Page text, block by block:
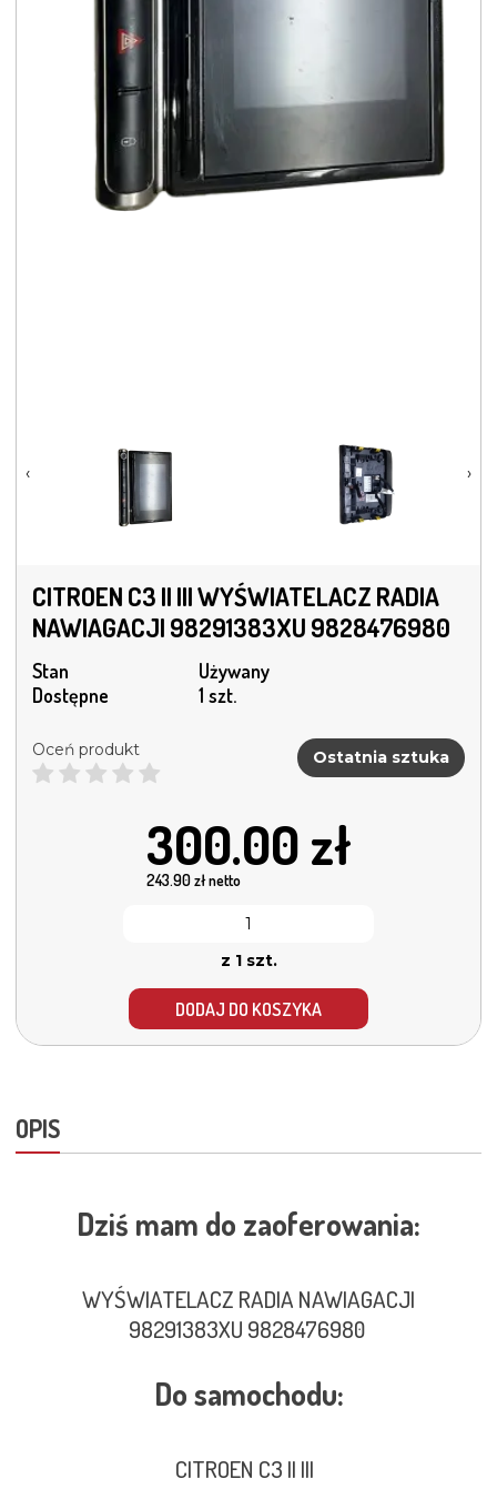
‹ ›
CITROEN C3 II III WYŚWIATELACZ RADIA
NAWIAGACJI 98291383XU 9828476980
Stan
Używany
Dostępne
1 szt.
Oceń produkt Ostatnia sztuka
300.00 zł
243.90zł netto
z 1 szt.
DODAJ DO KOSZYKA
OPIS
Dziś mam do zaoferowania:
WYŚWIATELACZ RADIA NAWIAGACJI
98291383XU 9828476980
Do samochodu:
CITROEN C3 II III